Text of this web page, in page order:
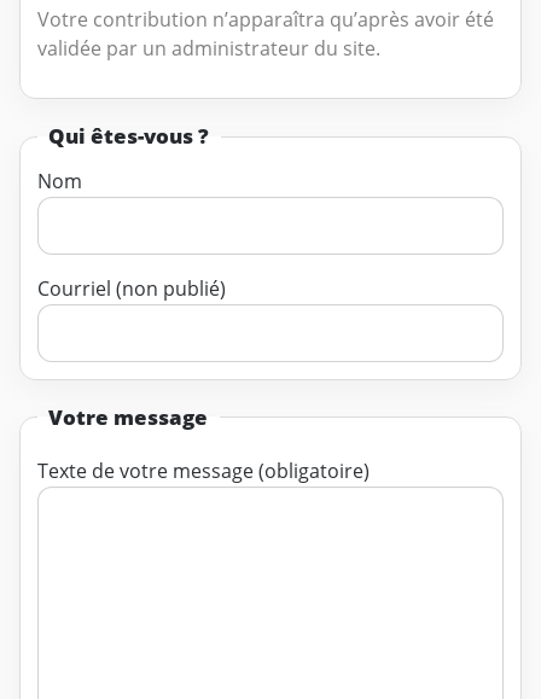
Votre contribution n’apparaîtra qu’après avoir été
validée par un administrateur du site.
Qui êtes-vous ?
Nom
Courriel (non publié)
Votre message
Texte de votre message (obligatoire)